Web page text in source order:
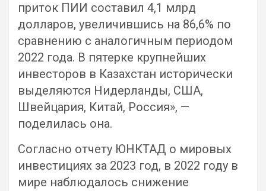
приток ПИИ составил 4,1 млрд
долларов, увеличившись на 86,6% по
сравнению с аналогичным периодом
2022 года. В пятерке крупнейших
инвесторов в Казахстан исторически
выделяются Нидерланды, США,
Швейцария, Китай, Россия», —
поделилась она.
Согласно отчету ЮНКТАД о мировых
инвестициях за 2023 год, в 2022 году в
мире наблюдалось снижение